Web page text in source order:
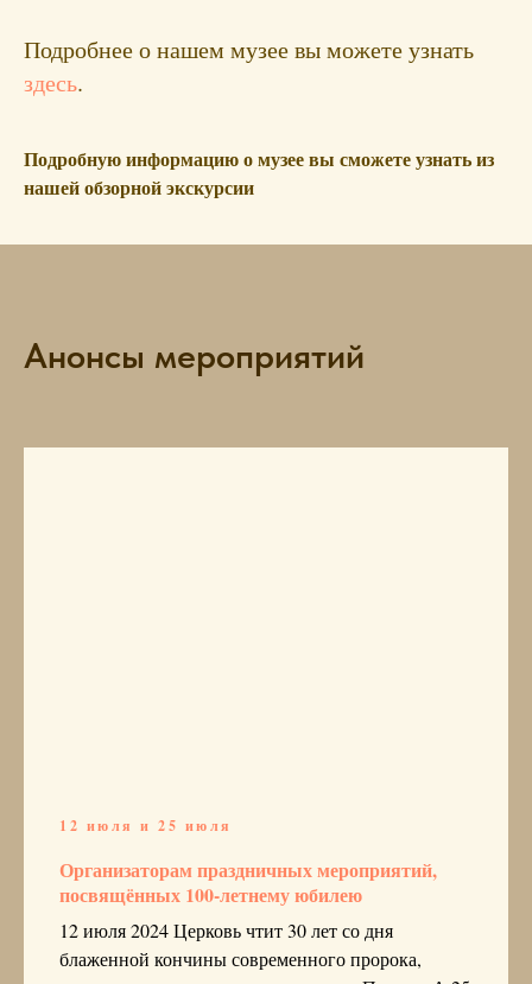
Подробнее о нашем музее вы можете узнать
здесь.
Подробную информацию о музее вы сможете узнать из
нашей обзорной экскурсии
Анонсы мероприятий
12 июля и 25 июля
Организаторам праздничных мероприятий,
посвящённых 100-летнему юбилею
12 июля 2024 Церковь чтит 30 лет со дня
блаженной кончины современного пророка,